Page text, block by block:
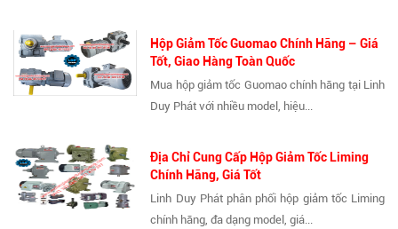
Hộp Giảm Tốc Guomao Chính Hãng – Giá
Tốt, Giao Hàng Toàn Quốc
Mua hộp giảm tốc Guomao chính hãng tại Linh
Duy Phát với nhiều model, hiệu...
Địa Chỉ Cung Cấp Hộp Giảm Tốc Liming
Chính Hãng, Giá Tốt
Linh Duy Phát phân phối hộp giảm tốc Liming
chính hãng, đa dạng model, giá...